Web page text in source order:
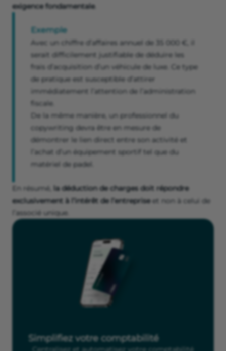
exigence fondamentale.
Exemple
Avec un chiffre d’affaires annuel de 35 000 €, il
serait difficilement justifiable de déduire les
frais d’acquisition d’un véhicule de luxe. Ce type
de pratique est susceptible d’attirer
immédiatement l’attention de l’administration
fiscale.
De la même manière, un professionnel du
copywriting devra être en mesure de
démontrer le lien direct entre son activité et
l’achat d’un équipement sportif tel que du
matériel de padel.
En résumé,
la déduction de charges doit répondre
exclusivement à l’intérêt de l’entrepriseet non à celui de
l’associé unique.
Simplifiez votre comptabilité